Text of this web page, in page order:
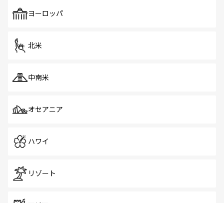
で、ホーカーズは地元の風情を楽しめる外せないスポット
ヨーロッパ
北米
中南米
オセアニア
ハワイ
リゾート